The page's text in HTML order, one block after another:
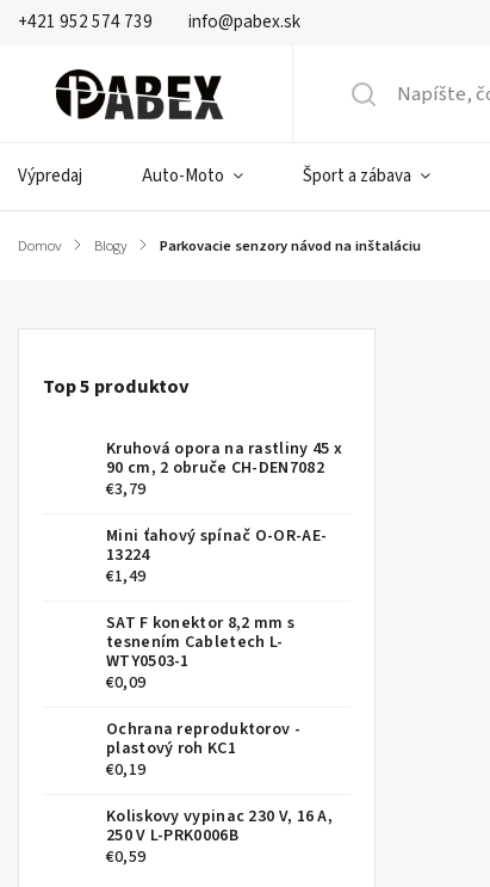
+421 952 574 739 info@pabex.sk
Výpredaj Auto-Moto Šport a zábava
Domov / Blogy / Parkovacie senzory návod na inštaláciu
Top 5 produktov
Kruhová opora na rastliny 45 x
90 cm, 2 obruče CH-DEN7082
€3,79
Mini ťahový spínač O-OR-AE-
13224
€1,49
SAT F konektor 8,2 mm s
tesnením Cabletech L-
WTY0503-1
€0,09
Ochrana reproduktorov -
plastový roh KC1
€0,19
Koliskovy vypinac 230 V, 16 A,
250 V L-PRK0006B
€0,59